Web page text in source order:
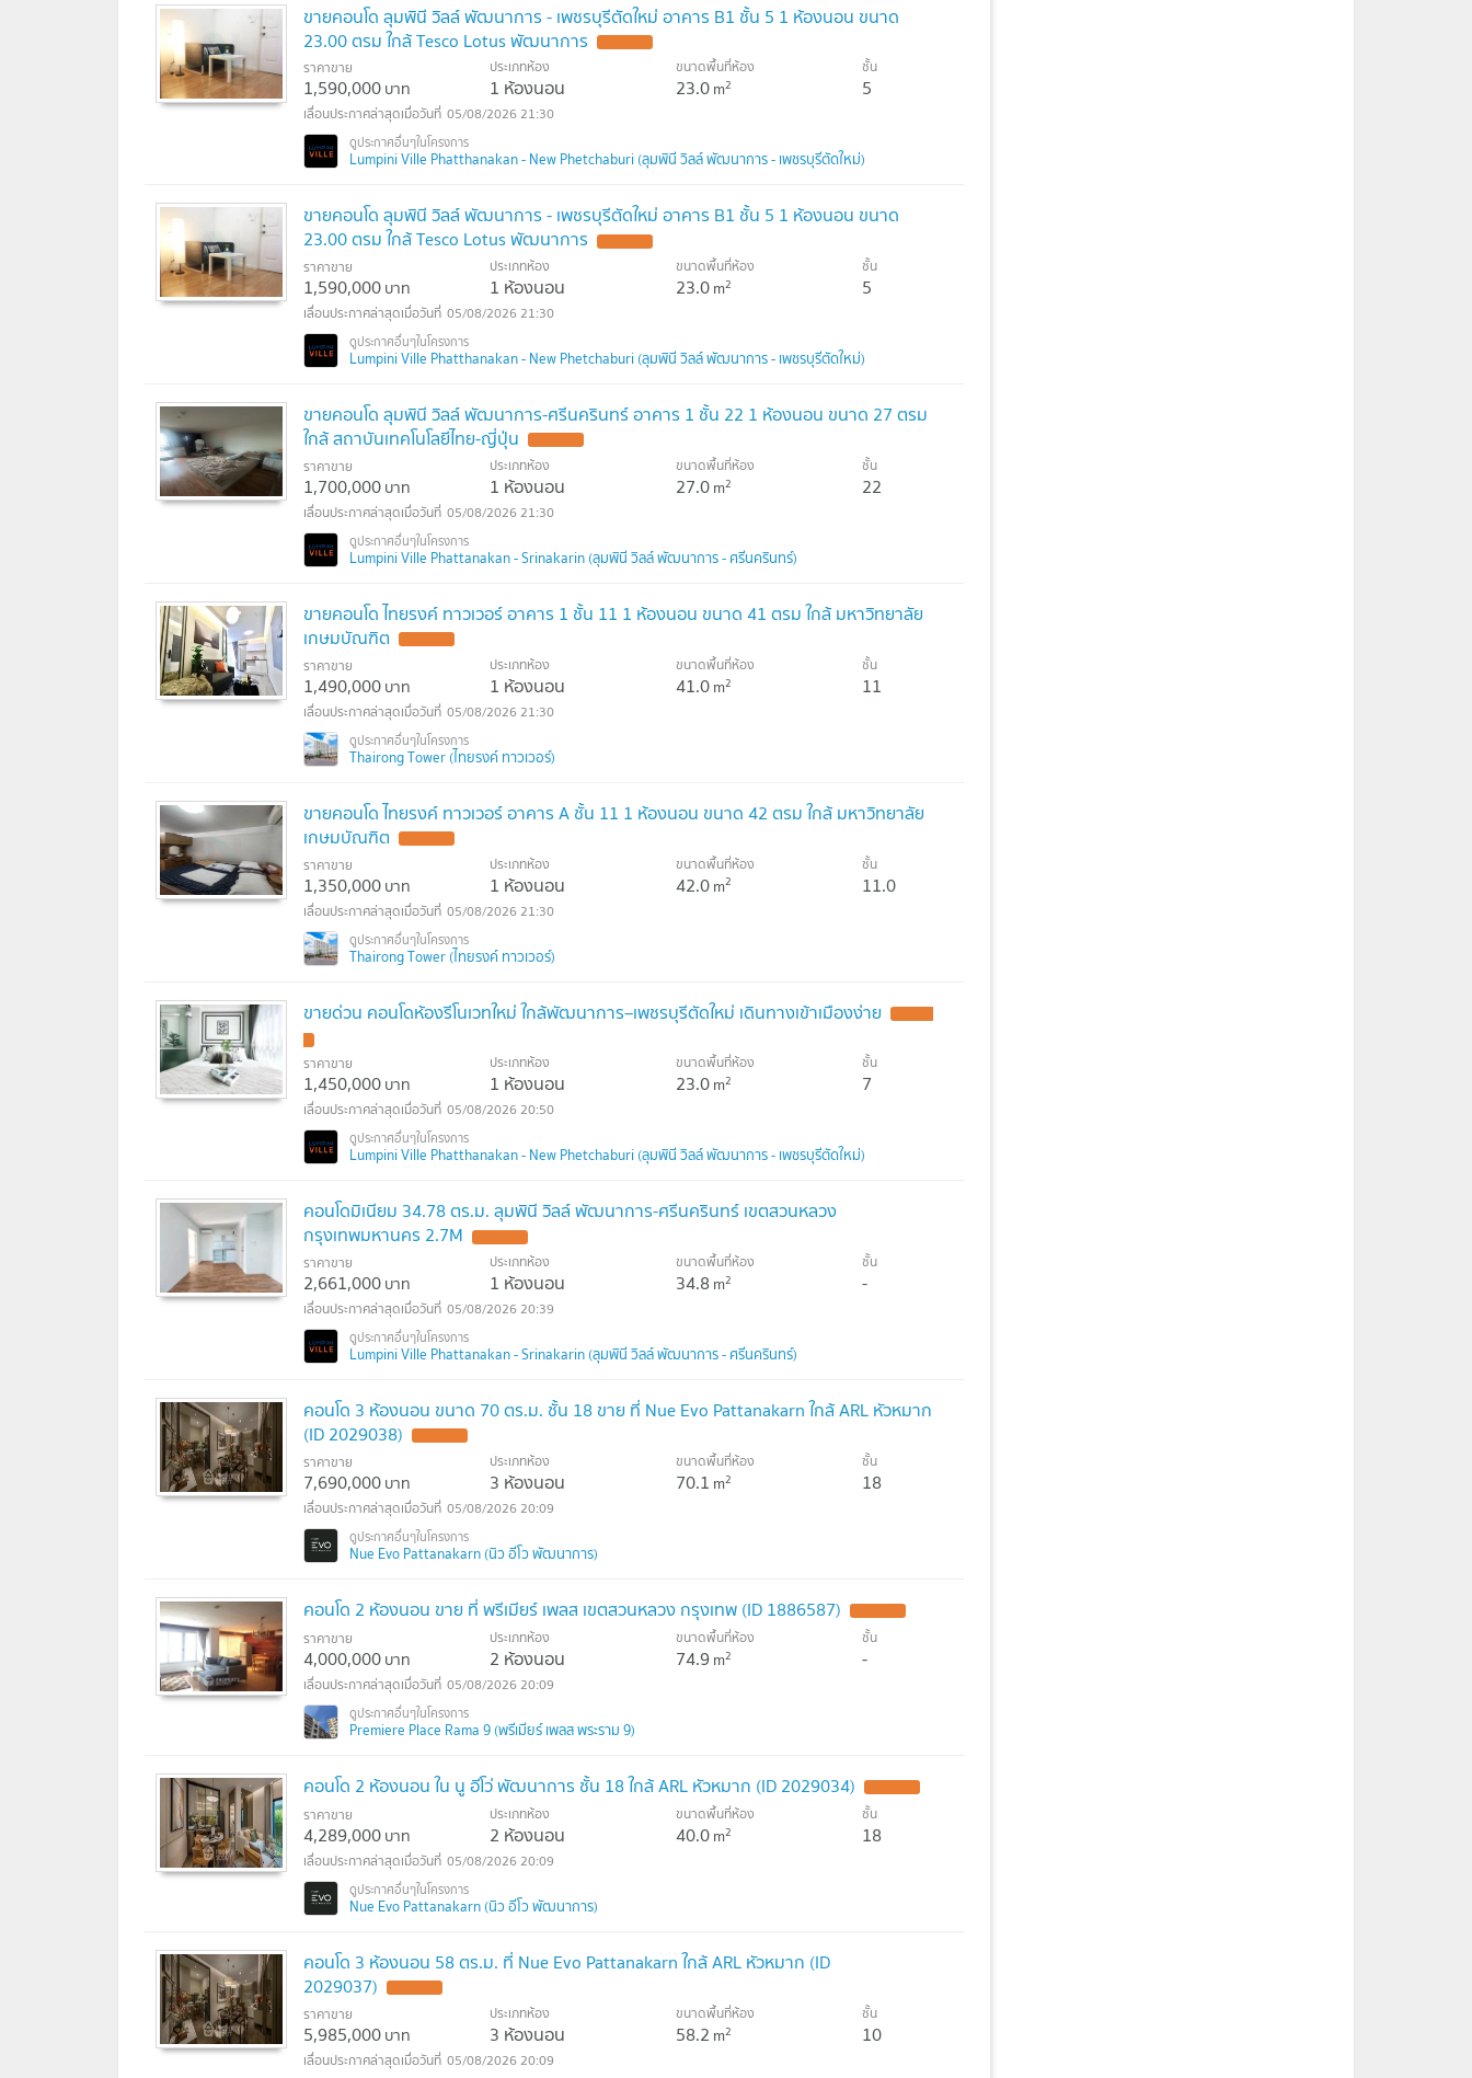
ขายคอนโด ลุมพินี วิลล์ พัฒนาการ - เพชรบุรีตัดใหม่ อาคาร B1 ชั้น 5 1 ห้องนอน ขนาด
23.00 ตรม ใกล้ Tesco Lotus พัฒนาการ
ราคาขาย
1,590,000บาท
ประเภทห้อง
1 ห้องนอน
ขนาดพื้นที่ห้อง
23.0m2
ชั้น
5
05/08/2026 21:30
Lumpini Ville Phatthanakan - New Phetchaburi (ลุมพินี วิลล์ พัฒนาการ - เพชรบุรีตัดใหม่)
ขายคอนโด ลุมพินี วิลล์ พัฒนาการ - เพชรบุรีตัดใหม่ อาคาร B1 ชั้น 5 1 ห้องนอน ขนาด
23.00 ตรม ใกล้ Tesco Lotus พัฒนาการ
ราคาขาย
1,590,000บาท
ประเภทห้อง
1 ห้องนอน
ขนาดพื้นที่ห้อง
23.0m2
ชั้น
5
05/08/2026 21:30
Lumpini Ville Phatthanakan - New Phetchaburi (ลุมพินี วิลล์ พัฒนาการ - เพชรบุรีตัดใหม่)
ขายคอนโด ลุมพินี วิลล์ พัฒนาการ-ศรีนครินทร์ อาคาร 1 ชั้น 22 1 ห้องนอน ขนาด 27 ตรม
ใกล้ สถาบันเทคโนโลยีไทย-ญี่ปุ่น
ราคาขาย
1,700,000บาท
ประเภทห้อง
1 ห้องนอน
ขนาดพื้นที่ห้อง
27.0m2
ชั้น
22
05/08/2026 21:30
Lumpini Ville Phattanakan - Srinakarin (ลุมพินี วิลล์ พัฒนาการ - ศรีนครินทร์)
ขายคอนโด ไทยรงค์ ทาวเวอร์ อาคาร 1 ชั้น 11 1 ห้องนอน ขนาด 41 ตรม ใกล้ มหาวิทยาลัย
เกษมบัณฑิต
ราคาขาย
1,490,000บาท
ประเภทห้อง
1 ห้องนอน
ขนาดพื้นที่ห้อง
41.0m2
ชั้น
11
05/08/2026 21:30
Thairong Tower (ไทยรงค์ ทาวเวอร์)
ขายคอนโด ไทยรงค์ ทาวเวอร์ อาคาร A ชั้น 11 1 ห้องนอน ขนาด 42 ตรม ใกล้ มหาวิทยาลัย
เกษมบัณฑิต
ราคาขาย
1,350,000บาท
ประเภทห้อง
1 ห้องนอน
ขนาดพื้นที่ห้อง
42.0m2
ชั้น
11.0
05/08/2026 21:30
Thairong Tower (ไทยรงค์ ทาวเวอร์)
ขายด่วน คอนโดห้องรีโนเวทใหม่ ใกล้พัฒนาการ–เพชรบุรีตัดใหม่ เดินทางเข้าเมืองง่าย
ราคาขาย
1,450,000บาท
ประเภทห้อง
1 ห้องนอน
ขนาดพื้นที่ห้อง
23.0m2
ชั้น
7
05/08/2026 20:50
Lumpini Ville Phatthanakan - New Phetchaburi (ลุมพินี วิลล์ พัฒนาการ - เพชรบุรีตัดใหม่)
คอนโดมิเนียม 34.78 ตร.ม. ลุมพินี วิลล์ พัฒนาการ-ศรีนครินทร์ เขตสวนหลวง
กรุงเทพมหานคร 2.7M
ราคาขาย
2,661,000บาท
ประเภทห้อง
1 ห้องนอน
ขนาดพื้นที่ห้อง
34.8 m2
ชั้น
-
05/08/2026 20:39
Lumpini Ville Phattanakan - Srinakarin (ลุมพินี วิลล์ พัฒนาการ - ศรีนครินทร์)
คอนโด 3 ห้องนอน ขนาด 70 ตร.ม. ชั้น 18 ขาย ที่ Nue Evo Pattanakarn ใกล้ ARL หัวหมาก
(ID 2029038)
ราคาขาย
7,690,000บาท
ประเภทห้อง
3 ห้องนอน
ขนาดพื้นที่ห้อง
70.1 m2
ชั้น
18
05/08/2026 20:09
Nue Evo Pattanakarn (นิว อีโว พัฒนาการ)
คอนโด 2 ห้องนอน ขาย ที่ พรีเมียร์ เพลส เขตสวนหลวง กรุงเทพ (ID 1886587)
ราคาขาย
4,000,000บาท
ประเภทห้อง
2 ห้องนอน
ขนาดพื้นที่ห้อง
74.9m2
ชั้น
-
05/08/2026 20:09
Premiere Place Rama 9 (พรีเมียร์ เพลส พระราม 9)
คอนโด 2 ห้องนอน ใน นู อีโว่ พัฒนาการ ชั้น 18 ใกล้ ARL หัวหมาก (ID 2029034)
ราคาขาย
4,289,000บาท
ประเภทห้อง
2 ห้องนอน
ขนาดพื้นที่ห้อง
40.0m2
ชั้น
18
05/08/2026 20:09
Nue Evo Pattanakarn (นิว อีโว พัฒนาการ)
คอนโด 3 ห้องนอน 58 ตร.ม. ที่ Nue Evo Pattanakarn ใกล้ ARL หัวหมาก (ID
2029037)
ราคาขาย
5,985,000บาท
ประเภทห้อง
3 ห้องนอน
ขนาดพื้นที่ห้อง
58.2 m2
ชั้น
10
05/08/2026 20:09